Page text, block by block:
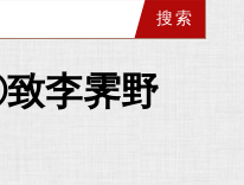
李霁野